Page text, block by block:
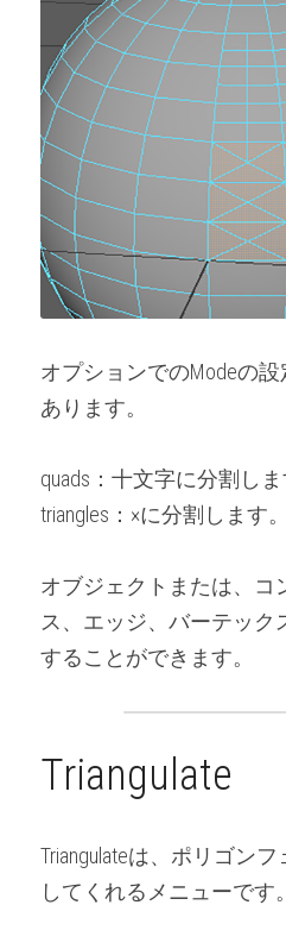
オプションでのModeの
あります。
quads：十文字に分割しま
triangles：×に分割します。
オブジェクトまたは、コ
ス、エッジ、バーテッ
することができます。
Triangulate
Triangulateは、ポリゴン
してくれるメニューです。